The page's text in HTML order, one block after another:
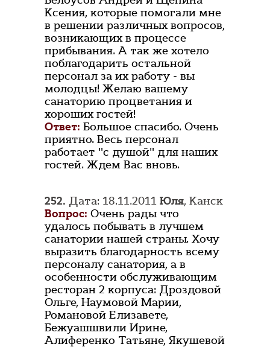
Ксения, которые помогали мне
в решении различных вопросов,
возникающих в процессе
прибывания. А так же хотело
поблагодарить остальной
персонал за их работу - вы
молодцы! Желаю вашему
санаторию процветания и
хороших гостей!
Ответ: Большое спасибо. Очень
приятно. Весь персонал
работает "с душой" для наших
гостей. Ждем Вас вновь.
252. Дата: 18.11.2011 Юля, Канск
Вопрос: Очень рады что
удалось побывать в лучшем
санатории нашей страны. Хочу
выразить благодарность всему
персоналу санатория, а в
особенности обслуживающим
ресторан 2 корпуса: Дроздовой
Ольге, Наумовой Марии,
Романовой Елизавете,
Бежуашшвили Ирине,
Алиференко Татьяне, Якушевой